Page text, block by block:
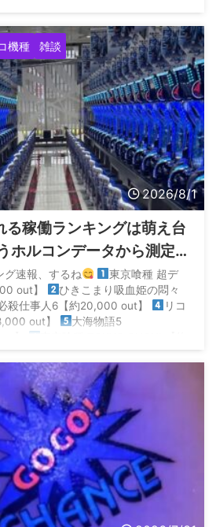
3連2連駆け抜け駆け抜け なのは
ら勝てるの？ これだけ当たり引い
機種 雑談
2026/8/1
る稼働ランキングは萌え台
ホルコンデータから測定
にならないらしい
グ速報、するね
東京喰種 超デ
out】
ひきこまり吸血姫の悶々
殺仕事人6【約20,000 out】
リコ
out】
大海物語5